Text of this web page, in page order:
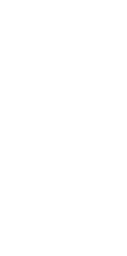
یک سازمان